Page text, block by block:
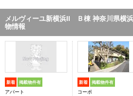
メルヴィーユ新横浜II Ｂ棟 神奈川県横
物情報
新着 掲載物件有
アパート
新着 掲載物件有
コーポ